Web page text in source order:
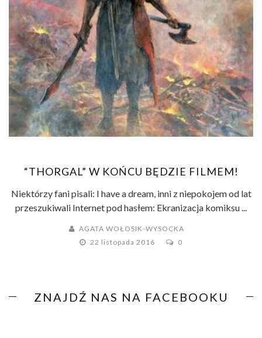
“THORGAL” W KOŃCU BĘDZIE FILMEM!
Niektórzy fani pisali: I have a dream, inni z niepokojem od lat
przeszukiwali Internet pod hasłem: Ekranizacja komiksu ...
AGATA WOŁOSIK-WYSOCKA
22 listopada 2016
0
ZNAJDŹ NAS NA FACEBOOKU